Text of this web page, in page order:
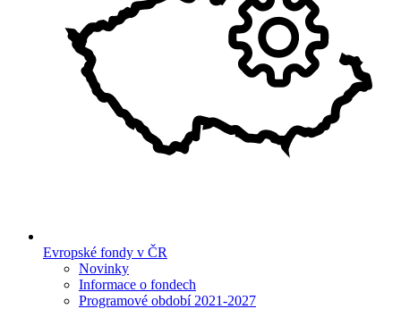
Evropské fondy v ČR
Novinky
Informace o fondech
Programové období 2021-2027